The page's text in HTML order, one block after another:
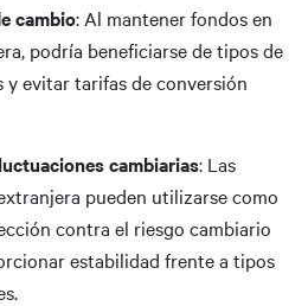
cambio: Al mantener fondos en
podría beneficiarse de tipos de
evitar tarifas de conversión
cambiarias: Las
pueden utilizarse como
contra el riesgo cambiario
estabilidad frente a tipos